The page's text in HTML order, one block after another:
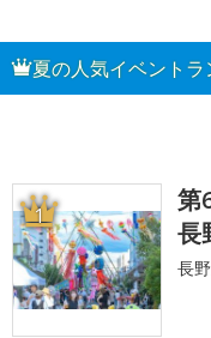
夏の人気イベントラ
1
第
長
長